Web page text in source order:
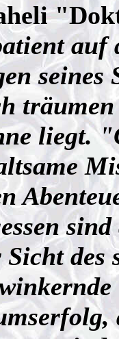
auf
liegt.
Sicht des